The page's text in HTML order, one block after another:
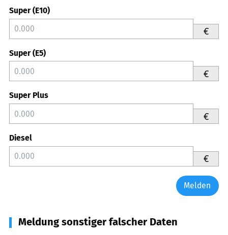
Super (E10)
€
Super (E5)
€
Super Plus
€
Diesel
€
Melden
Meldung sonstiger falscher Daten